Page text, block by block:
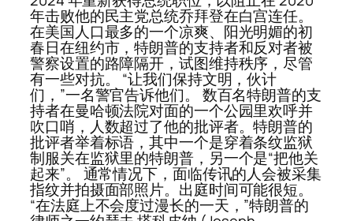
年击败他的民主党总统乔拜登在白宫连任。
在美国人口最多的一个凉爽、阳光明媚的初
春日在纽约市，特朗普的支持者和反对者被
警察设置的路障隔开，试图维持秩序，尽管
有一些对抗。 “让我们保持文明，伙计
们，”一名警官告诉他们。 数百名特朗普的支
持者在曼哈顿法院对面的一个公园里欢呼并
吹口哨，人数超过了他的批评者。特朗普的
批评者举着标语，其中一个是穿着条纹监狱
制服关在监狱里的特朗普，另一个是“把他关
起来”。 通常情况下，面临传讯的人会被采集
指纹并拍摄面部照片。出庭时间可能很短。
“在法庭上不会度过漫长的一天，”特朗普的